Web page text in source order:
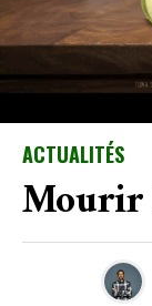
ACTUALITÉS
Mourir